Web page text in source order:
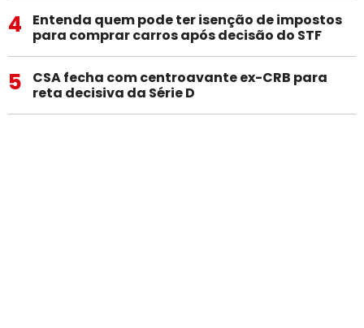
4
Entenda quem pode ter isenção de impostos
para comprar carros após decisão do STF
5
CSA fecha com centroavante ex-CRB para
reta decisiva da Série D